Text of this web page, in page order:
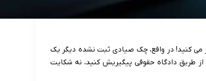
کنید! در واقع، چک صیادی ثبت نشده دیگر یک
دادگاه حقوقی پیگیریش کنید، نه شکایت